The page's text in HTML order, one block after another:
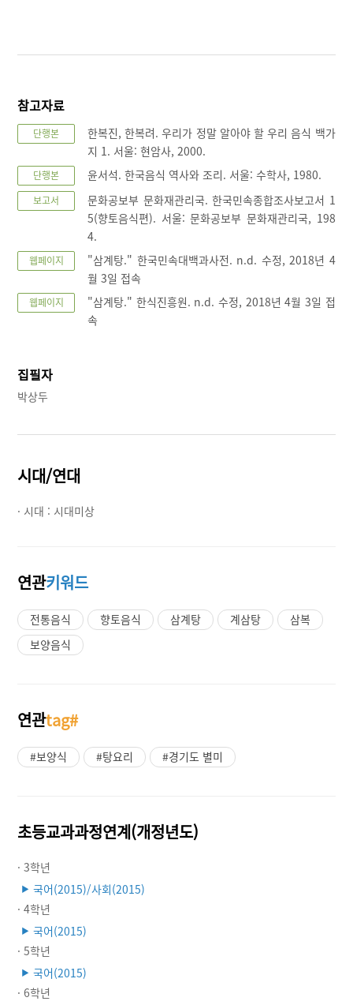
참고자료
단행본
한복진, 한복려. 우리가 정말 알아야 할 우리 음식 백가
지 1. 서울: 현암사, 2000.
단행본 윤서석. 한국음식 역사와 조리. 서울: 수학사, 1980.
보고서
문화공보부 문화재관리국. 한국민속종합조사보고서 1
5(향토음식편). 서울: 문화공보부 문화재관리국, 198
4.
웹페이지
"삼계탕." 한국민속대백과사전. n.d. 수정, 2018년 4
월 3일 접속
웹페이지
"삼계탕." 한식진흥원. n.d. 수정, 2018년 4월 3일 접
속
집필자
박상두
시대/연대
· 시대 : 시대미상
연관키워드
전통음식 향토음식 삼계탕 계삼탕
삼복
보양음식
연관tag#
#보양식 #탕요리 #경기도 별미
초등교과과정연계(개정년도)
· 3학년
▶ 국어(2015)/사회(2015)
· 4학년
▶ 국어(2015)
· 5학년
▶ 국어(2015)
· 6학년